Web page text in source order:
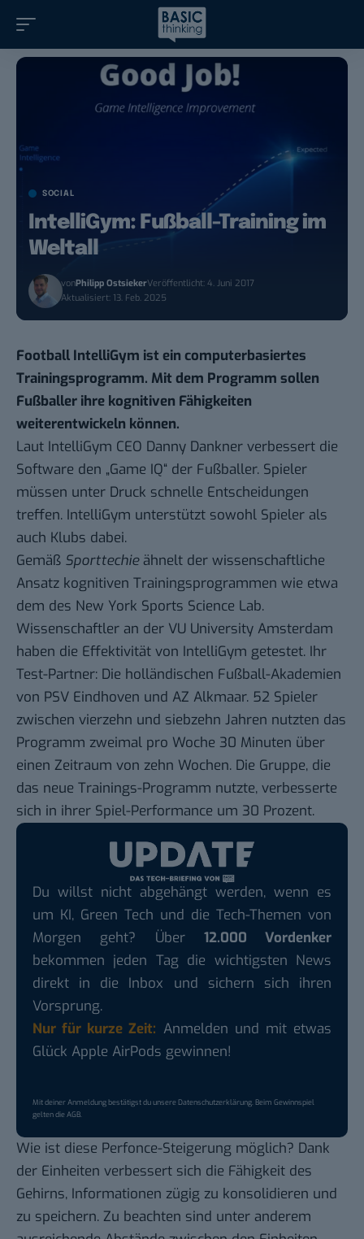
SOCIAL
IntelliGym: Fußball-Training im
Weltall
vonPhilipp OstsiekerVeröffentlicht: 4. Juni 2017
Aktualisiert: 13. Feb. 2025
Football IntelliGym ist ein computerbasiertes
Trainingsprogramm. Mit dem Programm sollen
Fußballer ihre kognitiven Fähigkeiten
weiterentwickeln können.
Laut IntelliGym CEO Danny Dankner verbessert die
Software den „Game IQ“ der Fußballer. Spieler
müssen unter Druck schnelle Entscheidungen
treffen. IntelliGym unterstützt sowohl Spieler als
auch Klubs dabei.
Gemäß Sporttechieähnelt der wissenschaftliche
Ansatz kognitiven Trainingsprogrammen wie etwa
dem des New York Sports Science Lab.
Wissenschaftler an der VU University Amsterdam
haben die Effektivität von IntelliGym getestet. Ihr
Test-Partner: Die holländischen Fußball-Akademien
von PSV Eindhoven und AZ Alkmaar. 52 Spieler
zwischen vierzehn und siebzehn Jahren nutzten das
Programm zweimal pro Woche 30 Minuten über
einen Zeitraum von zehn Wochen. Die Gruppe, die
das neue Trainings-Programm nutzte, verbesserte
sich in ihrer Spiel-Performance um 30 Prozent.
Du willst nicht abgehängt werden, wenn es
um KI, Green Tech und die Tech-Themen von
Morgen geht? Über 12.000 Vordenker
bekommen jeden Tag die wichtigsten News
direkt in die Inbox und sichern sich ihren
Vorsprung.
Nur für kurze Zeit: Anmelden und mit etwas
Glück Apple AirPods gewinnen!
Mit deiner Anmeldung bestätigst du unsereDatenschutzerklärung. Beim Gewinnspiel
gelten dieAGB.
Wie ist diese Perfonce-Steigerung möglich? Dank
der Einheiten verbessert sich die Fähigkeit des
Gehirns, Informationen zügig zu konsolidieren und
zu speichern. Zu beachten sind unter anderem